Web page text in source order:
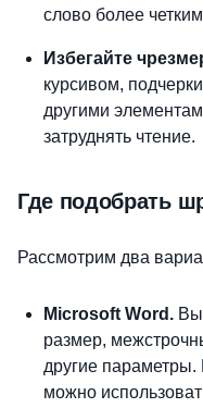
слово более
Избегайте
курсивом,
другими
затруднять чтение.
Где подобрать
Рассмотрим два
Microsoft Word . Вы
размер,
другие
можно